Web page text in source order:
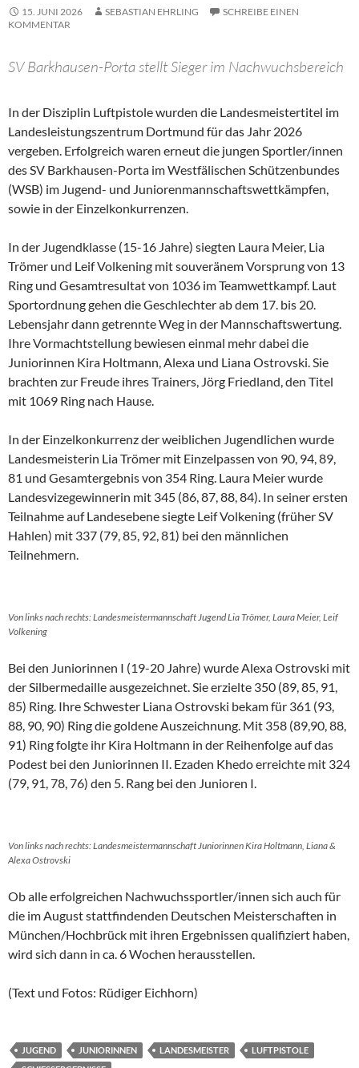
15. JUNI 2026 SEBASTIAN EHRLING
SCHREIBE EINEN
KOMMENTAR
SV Barkhausen-Porta stellt Sieger im Nachwuchsbereich
In der Disziplin Luftpistole wurden die Landesmeistertitel im
Landesleistungszentrum Dortmund für das Jahr 2026
vergeben. Erfolgreich waren erneut die jungen Sportler/innen
des SV Barkhausen-Porta im Westfälischen Schützenbundes
(WSB) im Jugend- und Juniorenmannschaftswettkämpfen,
sowie in der Einzelkonkurrenzen.
In der Jugendklasse (15-16 Jahre) siegten Laura Meier, Lia
Trömer und Leif Volkening mit souveränem Vorsprung von 13
Ring und Gesamtresultat von 1036 im Teamwettkampf. Laut
Sportordnung gehen die Geschlechter ab dem 17. bis 20.
Lebensjahr dann getrennte Weg in der Mannschaftswertung.
Ihre Vormachtstellung bewiesen einmal mehr dabei die
Juniorinnen Kira Holtmann, Alexa und Liana Ostrovski. Sie
brachten zur Freude ihres Trainers, Jörg Friedland, den Titel
mit 1069 Ring nach Hause.
In der Einzelkonkurrenz der weiblichen Jugendlichen wurde
Landesmeisterin Lia Trömer mit Einzelpassen von 90, 94, 89,
81 und Gesamtergebnis von 354 Ring. Laura Meier wurde
Landesvizegewinnerin mit 345 (86, 87, 88, 84). In seiner ersten
Teilnahme auf Landesebene siegte Leif Volkening (früher SV
Hahlen) mit 337 (79, 85, 92, 81) bei den männlichen
Teilnehmern.
Von links nach rechts: Landesmeistermannschaft Jugend Lia Trömer, Laura Meier, Leif
Volkening
Bei den Juniorinnen I (19-20 Jahre) wurde Alexa Ostrovski mit
der Silbermedaille ausgezeichnet. Sie erzielte 350 (89, 85, 91,
85) Ring. Ihre Schwester Liana Ostrovski bekam für 361 (93,
88, 90, 90) Ring die goldene Auszeichnung. Mit 358 (89,90, 88,
91) Ring folgte ihr Kira Holtmann in der Reihenfolge auf das
Podest bei den Juniorinnen II. Ezaden Khedo erreichte mit 324
(79, 91, 78, 76) den 5. Rang bei den Junioren I.
Von links nach rechts: Landesmeistermannschaft Juniorinnen Kira Holtmann, Liana &
Alexa Ostrovski
Ob alle erfolgreichen Nachwuchssportler/innen sich auch für
die im August stattfindenden Deutschen Meisterschaften in
München/Hochbrück mit ihren Ergebnissen qualifiziert haben,
wird sich dann in ca. 6 Wochen herausstellen.
(Text und Fotos: Rüdiger Eichhorn)
JUGEND JUNIORINNEN LANDESMEISTER
LUFTPISTOLE